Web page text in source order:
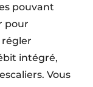
pouvant
pour
intégré,
Vous